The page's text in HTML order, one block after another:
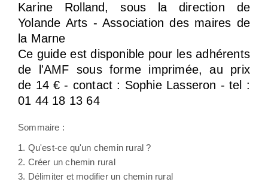
Karine Rolland, sous la direction de
Yolande Arts - Association des maires de
la Marne
Ce guide est disponible pour les adhérents
de l'AMF sous forme imprimée, au prix
de 14 € - contact : Sophie Lasseron - tel :
01 44 18 13 64
Sommaire :
1. Qu'est-ce qu'un chemin rural ?
2. Créer un chemin rural
3. Délimiter et modifier un chemin rural